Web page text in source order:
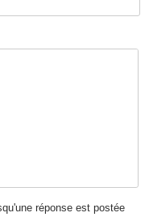
réponse est postée